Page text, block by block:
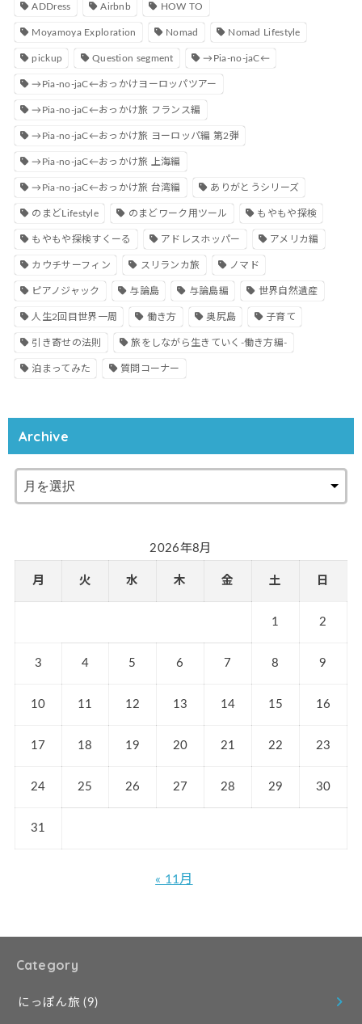
ADDress Airbnb HOW TO
Moyamoya Exploration Nomad Nomad Lifestyle
pickup Question segment →Pia-no-jaC←
→Pia-no-jaC←おっかけヨーロッパツアー
→Pia-no-jaC←おっかけ旅 フランス編
→Pia-no-jaC←おっかけ旅 ヨーロッパ編 第2弾
→Pia-no-jaC←おっかけ旅 上海編
→Pia-no-jaC←おっかけ旅 台湾編 ありがとうシリーズ
のまどLifestyle のまどワーク用ツール もやもや探検
もやもや探検すくーる アドレスホッパー アメリカ編
カウチサーフィン スリランカ旅 ノマド
ピアノジャック 与論島 与論島編 世界自然遺産
人生2回目世界一周 働き方 奥尻島 子育て
引き寄せの法則 旅をしながら生きていく-働き方編-
泊まってみた 質問コーナー
Archive
2026年8月
月 火 水 木 金 土 日
1 2
3 4 5 6 7 8 9
10 11 12 13 14 15 16
17 18 19 20 21 22 23
24 25 26 27 28 29 30
31
« 11月
Category
にっぽん旅(9)